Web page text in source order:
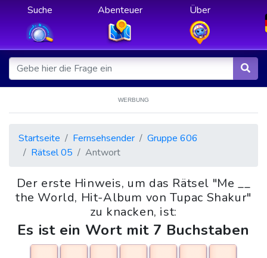
Suche Abenteuer Über
WERBUNG
Startseite Fernsehsender
Gruppe 606
Rätsel 05
Antwort
Der erste Hinweis, um das Rätsel "Me __
the World, Hit-Album von Tupac Shakur"
zu knacken, ist:
Es ist ein Wort mit 7 Buchstaben